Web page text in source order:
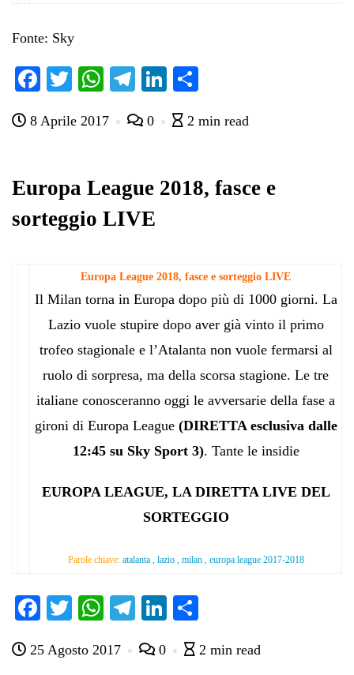
Fonte: Sky
Fa
bo
T
tte
W
ts
pp
Te
gr
m
Li
ed di
di
8 Aprile 2017 0 2 min read
Europa League 2018, fasce e
sorteggio LIVE
Europa League 2018, fasce e sorteggio LIVE
Il Milan torna in Europa dopo più di 1000 giorni. La
Lazio vuole stupire dopo aver già vinto il primo
trofeo stagionale e l’Atalanta non vuole fermarsi al
ruolo di sorpresa, ma della scorsa stagione. Le tre
italiane conosceranno oggi le avversarie della fase a
gironi di Europa League (DIRETTA esclusiva dalle
12:45 su Sky Sport 3). Tante le insidie
EUROPA LEAGUE, LA DIRETTA LIVE DEL
SORTEGGIO
Parole chiave: atalanta , lazio , milan , europa league 2017-2018
Fa
bo
T
tte
W
ts
Te
gr
Li
ed di
25 Agosto 2017 0 2 min read